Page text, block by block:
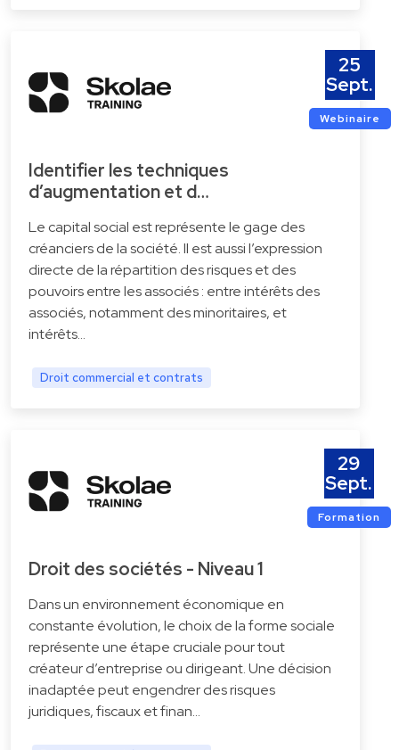
25
Sept.
Webinaire
Identifier les techniques
d’augmentation et d…
Le capital social est représente le gage des
créanciers de la société. Il est aussi l’expression
directe de la répartition des risques et des
pouvoirs entre les associés : entre intérêts des
associés, notamment des minoritaires, et
intérêts…
Droit commercial et contrats
29
Sept.
Formation
Droit des sociétés - Niveau 1
Dans un environnement économique en
constante évolution, le choix de la forme sociale
représente une étape cruciale pour tout
créateur d’entreprise ou dirigeant. Une décision
inadaptée peut engendrer des risques
juridiques, fiscaux et finan…